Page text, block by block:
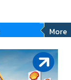
More